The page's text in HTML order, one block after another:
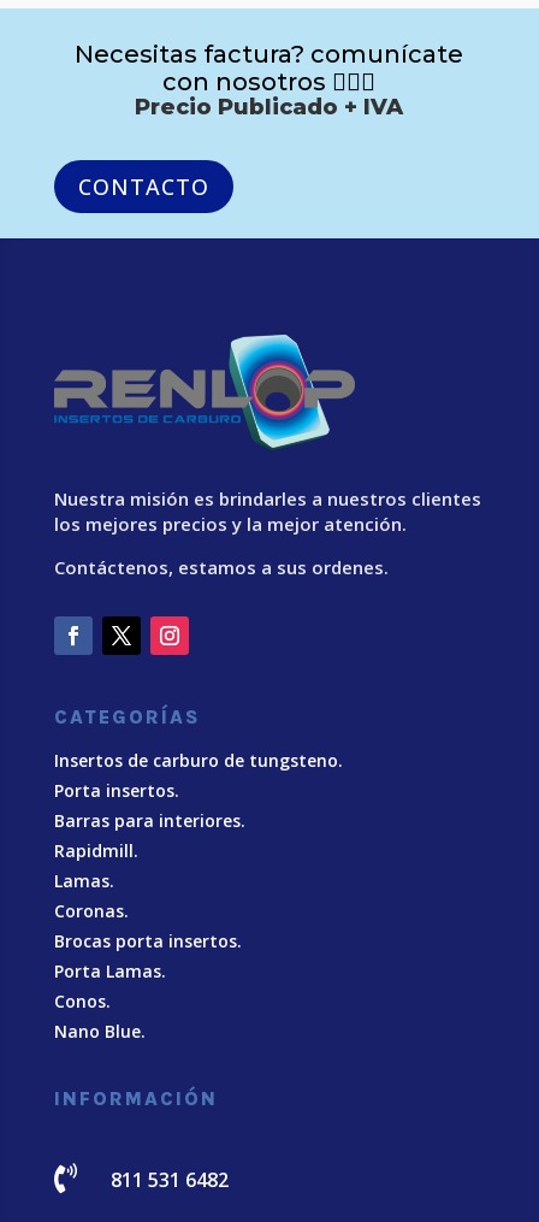
Necesitas factura? comunícate
con nosotros 🙋🏻‍♂️
Precio Publicado + IVA
CONTACTO
Nuestra misión es brindarles a nuestros clientes
los mejores precios y la mejor atención.
Contáctenos, estamos a sus ordenes.
CATEGORÍAS
Insertos de carburo de tungsteno.
Porta insertos.
Barras para interiores.
Rapidmill.
Lamas.
Coronas.
Brocas porta insertos.
Porta Lamas.
Conos.
Nano Blue.
INFORMACIÓN
 811 531 6482